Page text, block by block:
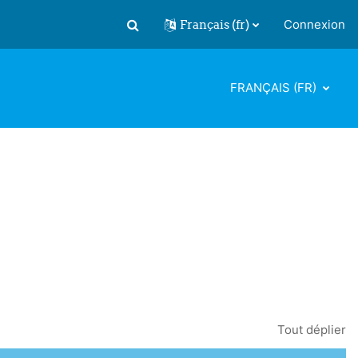
Activer/désactiver la saisie de
Français ‎(fr)‎ Connexion
FRANÇAIS ‎(FR)‎
Tout déplier